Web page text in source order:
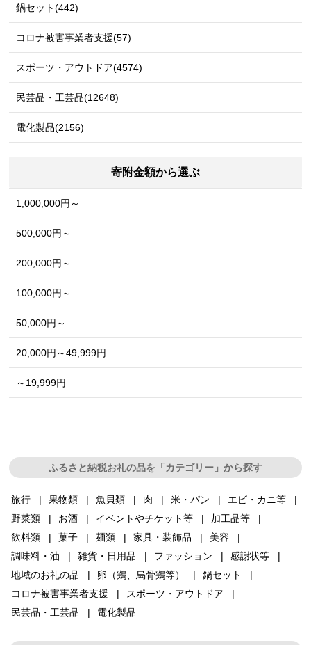
鍋セット(442)
コロナ被害事業者支援(57)
スポーツ・アウトドア(4574)
民芸品・工芸品(12648)
電化製品(2156)
寄附金額から選ぶ
1,000,000円～
500,000円～
200,000円～
100,000円～
50,000円～
20,000円～49,999円
～19,999円
ふるさと納税お礼の品を「カテゴリー」から探す
旅行 果物類 魚貝類 肉 米・パン
エビ・カニ等
野菜類
お酒 イベントやチケット等
加工品等
飲料類
菓子 麺類 家具・装飾品
美容
調味料・油
雑貨・日用品 ファッション
感謝状等
地域のお礼の品
卵（鶏、烏骨鶏等）
鍋セット
コロナ被害事業者支援
スポーツ・アウトドア
民芸品・工芸品
電化製品